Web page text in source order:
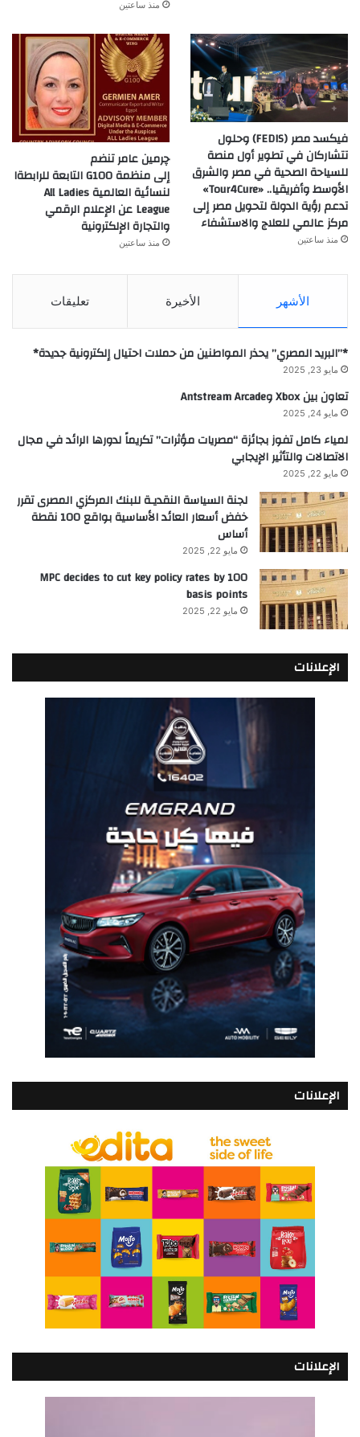
منذ ساعتين
فيكسد مصر (FEDIS) وحلول
تتشاركان في تطوير أول منصة
للسياحة الصحية في مصر والشرق
الأوسط وأفريقيا.. «Tour4Cure»
تدعم رؤية الدولة لتحويل مصر إلى
مركز عالمي للعلاج والاستشفاء
منذ ساعتين
چرمين عامر تنضم
إلى منظمة G100 التابعة للرابطةا
لنسائية العالمية All Ladies
League عن الإعلام الرقمي
والتجارة الإلكترونية
منذ ساعتين
الأشهر الأخيرة تعليقات
*”البريد المصري” يحذر المواطنين من حملات احتيال إلكترونية جديدة*
مايو 23, 2025
تعاون بين Xbox وAntstream Arcade
مايو 24, 2025
لمياء كامل تفوز بجائزة “مصريات مؤثرات” تكريماً لدورها الرائد في مجال
الاتصالات والتأثير الإيجابي
مايو 22, 2025
لجنة السياسة النقديـة للبنك المركزي المصرى تقرر
خفض أسعار العائد الأساسية بواقع 100 نقطة
أساس
مايو 22, 2025
MPC decides to cut key policy rates by 100
basis points
مايو 22, 2025
الإعلانات
الإعلانات
الإعلانات